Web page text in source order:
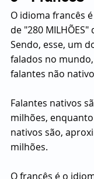
O idioma francês
de "280 MILHÕES"
Sendo, esse, um
falados no
falantes não
Falantes nativos
milhões,
nativos são,
milhões.
O francês é o